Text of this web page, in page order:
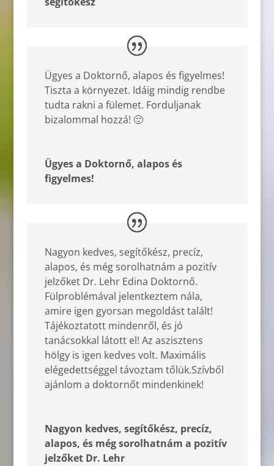
Ügyes a Doktornő, alapos és figyelmes!
Tiszta a környezet. Idáig mindig rendbe
tudta rakni a fülemet. Forduljanak
bizalommal hozzá! 🙂
Ügyes a Doktornő, alapos és
figyelmes!
Nagyon kedves, segítőkész, precíz,
alapos, és még sorolhatnám a pozitív
jelzőket Dr. Lehr Edina Doktornő.
Fülproblémával jelentkeztem nála,
amire igen gyorsan megoldást talált!
Tájékoztatott mindenről, és jó
tanácsokkal látott el! Az aszisztens
hölgy is igen kedves volt. Maximális
elégedettséggel távoztam tőlük.Szívből
ajánlom a doktornőt mindenkinek!
Nagyon kedves, segítőkész, precíz,
alapos, és még sorolhatnám a pozitív
jelzőket Dr. Lehr